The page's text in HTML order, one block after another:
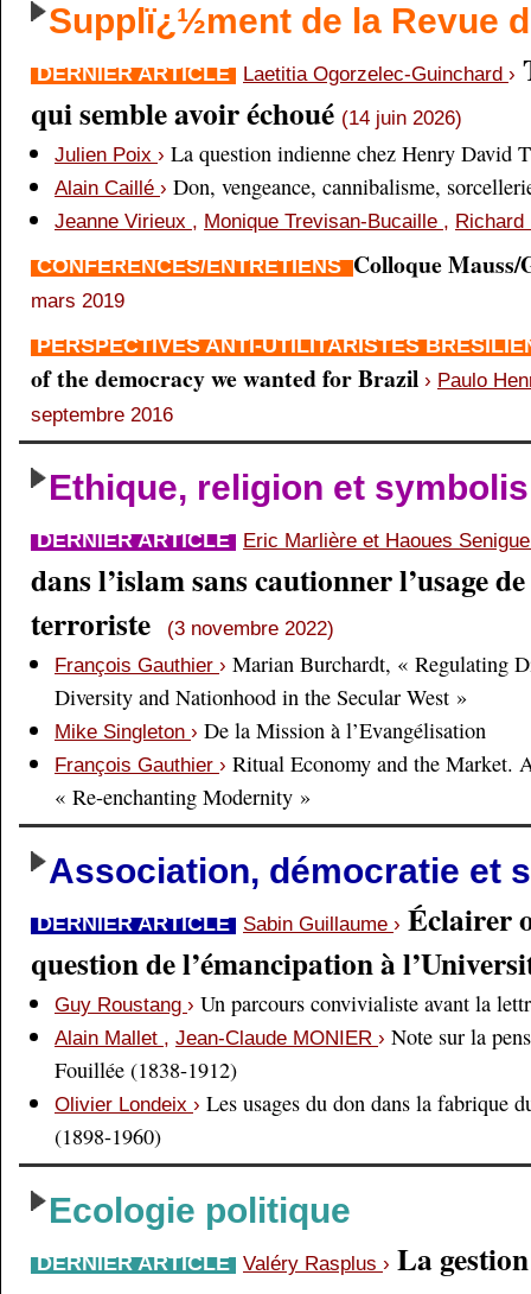
Supplï¿½ment de la Revue
DERNIER ARTICLE Laetitia Ogorzelec-Guinchard ›
qui semble avoir échoué (14 juin 2026)
Julien Poix › La question indienne chez Henry David
Alain Caillé › Don, vengeance, cannibalisme,
Jeanne Virieux , Monique Trevisan-Bucaille ,
CONFÉRENCES/ENTRETIENS Colloque
mars 2019
PERSPECTIVES ANTI-UTILITARISTES
of the democracy we wanted for Brazil › Paulo
septembre 2016
Ethique, religion et
DERNIER ARTICLE Eric Marlière et Haoues
dans l’islam sans cautionner l’usage
terroriste
(3 novembre 2022)
François Gauthier › Marian Burchardt, « Regulating
Diversity and Nationhood in the Secular West »
Mike Singleton › De la Mission à l’Evangélisation
François Gauthier › Ritual Economy and the Market.
« Re-enchanting Modernity »
Association, démocratie et
DERNIER ARTICLE Sabin Guillaume › Éclairer
question de l’émancipation à
Guy Roustang › Un parcours convivialiste avant la
Alain Mallet , Jean-Claude MONIER › Note sur la
Fouillée (1838-1912)
Olivier Londeix › Les usages du don dans la fabrique
(1898-1960)
Ecologie politique
DERNIER ARTICLE Valéry Rasplus › La